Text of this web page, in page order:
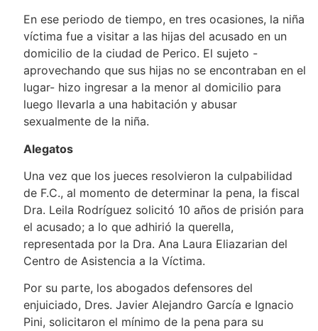
En ese periodo de tiempo, en tres ocasiones, la niña
víctima fue a visitar a las hijas del acusado en un
domicilio de la ciudad de Perico. El sujeto -
aprovechando que sus hijas no se encontraban en el
lugar- hizo ingresar a la menor al domicilio para
luego llevarla a una habitación y abusar
sexualmente de la niña.
Alegatos
Una vez que los jueces resolvieron la culpabilidad
de F.C., al momento de determinar la pena, la fiscal
Dra. Leila Rodríguez solicitó 10 años de prisión para
el acusado; a lo que adhirió la querella,
representada por la Dra. Ana Laura Eliazarian del
Centro de Asistencia a la Víctima.
Por su parte, los abogados defensores del
enjuiciado, Dres. Javier Alejandro García e Ignacio
Pini, solicitaron el mínimo de la pena para su